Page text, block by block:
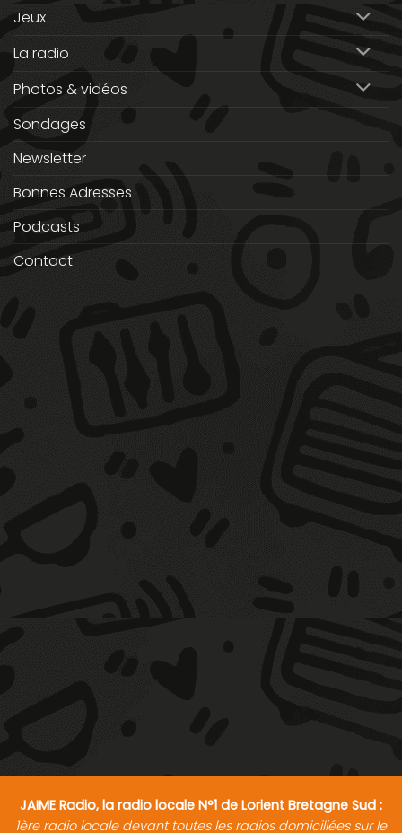
Jeux
La radio
Photos & vidéos
Sondages
Newsletter
Bonnes Adresses
Podcasts
Contact
JAIME Radio, la radio locale N°1 de Lorient Bretagne Sud :
1ère radio locale devant toutes les radios domiciliées sur le